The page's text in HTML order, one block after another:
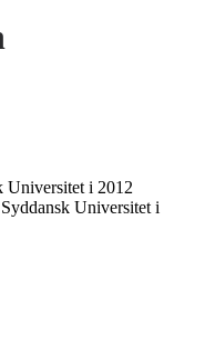
Universitet i 2012
Universitet i